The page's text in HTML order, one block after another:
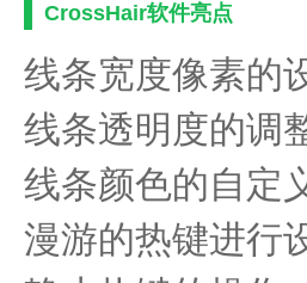
CrossHair软件亮点
线条宽度像素的
线条透明度的调
线条颜色的自定
漫游的热键进行